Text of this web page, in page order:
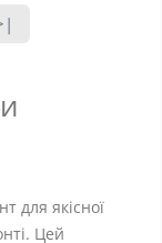
для якісної
Цей